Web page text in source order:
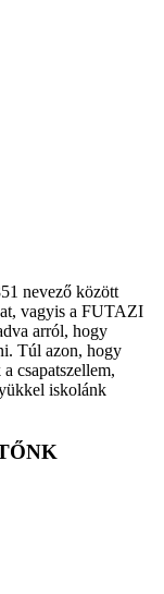
nevező között
vagyis a FUTAZI
arról, hogy
Túl azon, hogy
csapatszellem,
iskolánk